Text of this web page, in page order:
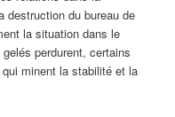
destruction du bureau de
la situation dans le
perdurent, certains
minent la stabilité et la